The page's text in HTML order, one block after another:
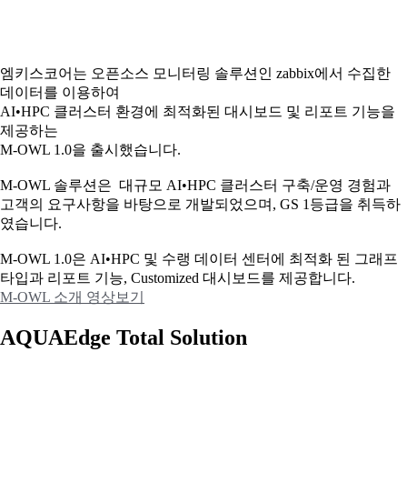
엠키스코어는 오픈소스 모니터링 솔루션인 zabbix에서 수집한
데이터를 이용하여
AI•HPC 클러스터 환경에 최적화된 대시보드 및 리포트 기능을
제공하는
M-OWL 1.0을 출시했습니다.
M-OWL 솔루션은 대규모 AI•HPC 클러스터 구축/운영 경험과
고객의 요구사항을 바탕으로 개발되었으며, GS 1등급을 취득하
였습니다.
M-OWL 1.0은 AI•HPC 및 수랭 데이터 센터에 최적화 된 그래프
타입과 리포트 기능, Customized 대시보드를 제공합니다.
M-OWL 소개 영상보기
AQUAEdge Total Solution